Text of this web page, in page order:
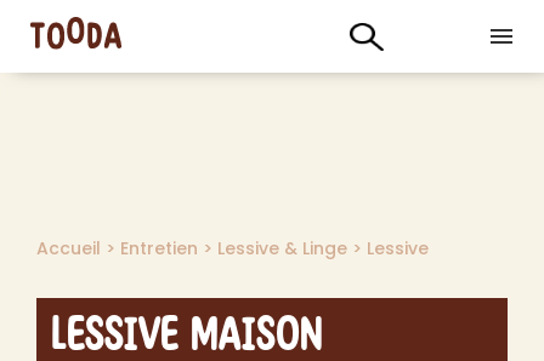
Accueil > Entretien > Lessive & Linge > Lessive
Lessive Maison